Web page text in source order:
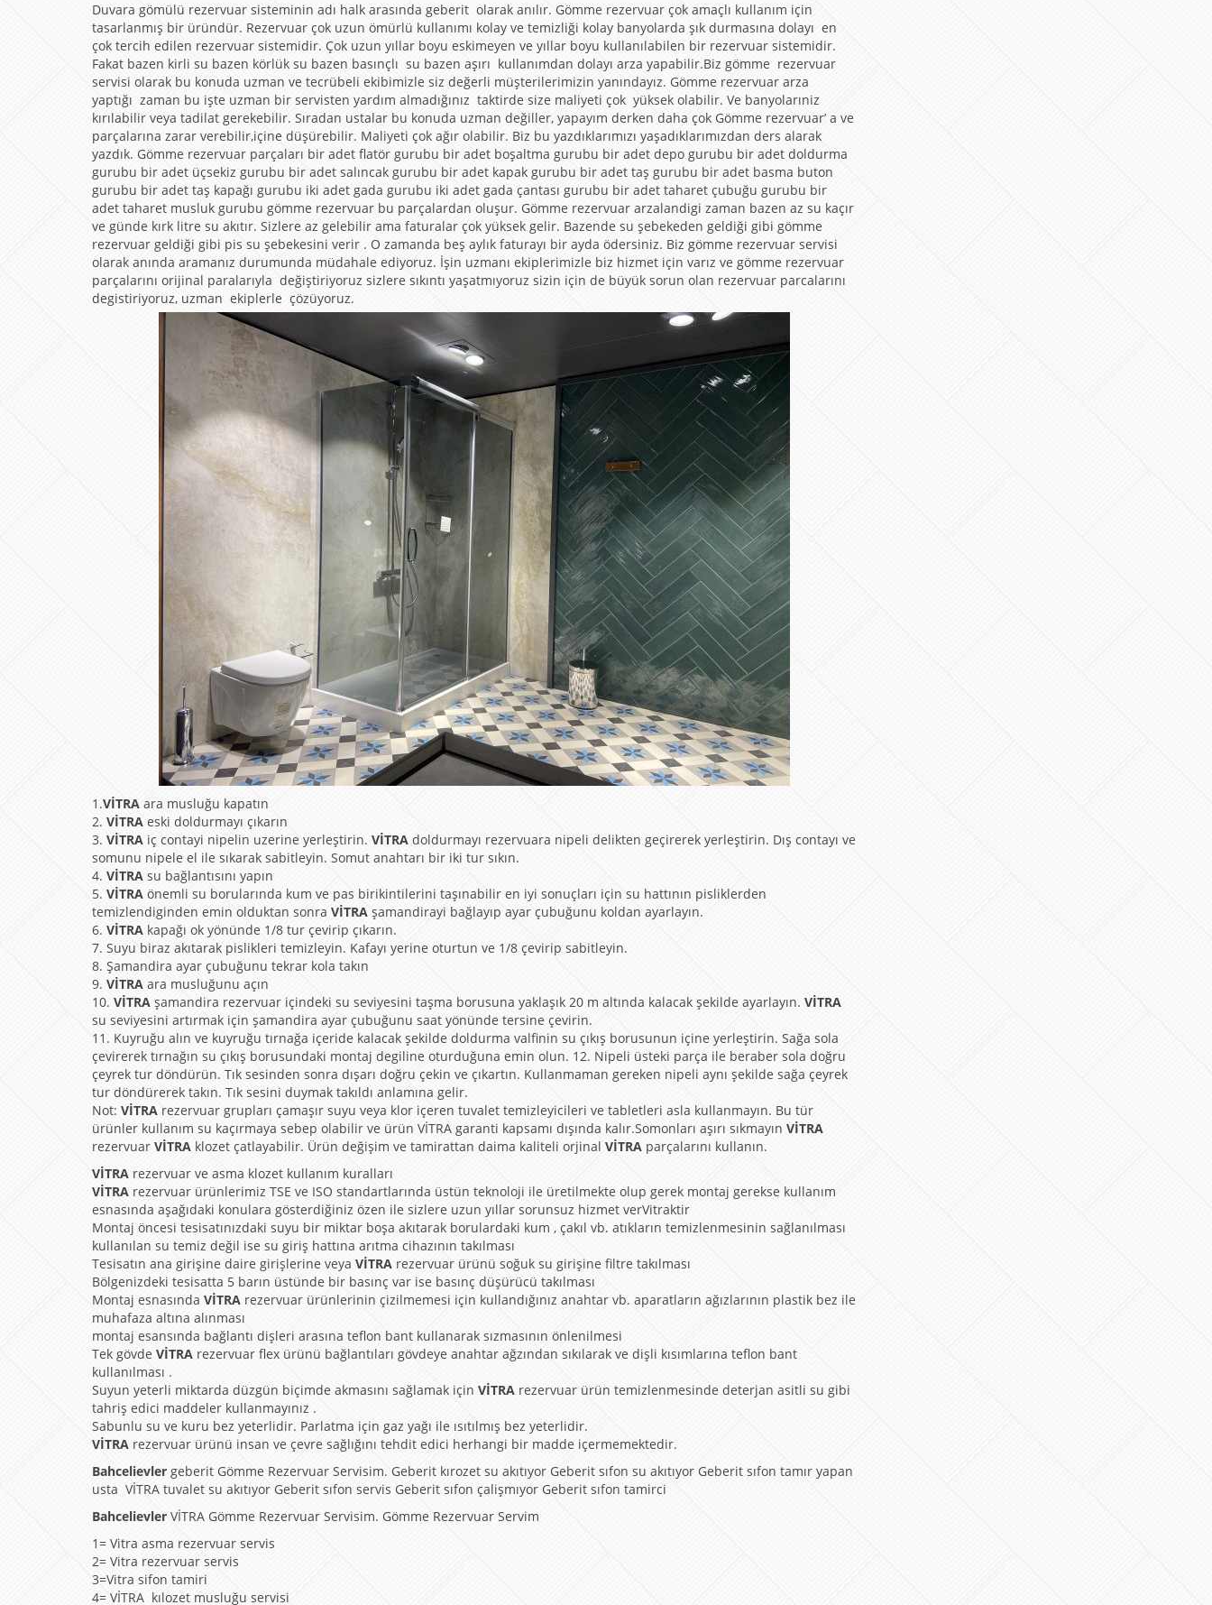
Duvara gömülü rezervuar sisteminin adı halk arasında geberit olarak anılır. Gömme rezervuar çok amaçlı kullanım için
tasarlanmış bir üründür. Rezervuar çok uzun ömürlü kullanımı kolay ve temizliği kolay banyolarda şık durmasına dolayı en
çok tercih edilen rezervuar sistemidir. Çok uzun yıllar boyu eskimeyen ve yıllar boyu kullanılabilen bir rezervuar sistemidir.
Fakat bazen kirli su bazen körlük su bazen basınçlı su bazen aşırı kullanımdan dolayı arza yapabilir.Biz gömme rezervuar
servisi olarak bu konuda uzman ve tecrübeli ekibimizle siz değerli müşterilerimizin yanındayız. Gömme rezervuar arza
yaptığı zaman bu işte uzman bir servisten yardım almadığınız taktirde size maliyeti çok yüksek olabilir. Ve banyolarıniz
kırılabilir veya tadilat gerekebilir. Sıradan ustalar bu konuda uzman değiller, yapayım derken daha çok Gömme rezervuar’ a ve
parçalarına zarar verebilir,içine düşürebilir. Maliyeti çok ağır olabilir. Biz bu yazdıklarımızı yaşadıklarımızdan ders alarak
yazdık. Gömme rezervuar parçaları bir adet flatör gurubu bir adet boşaltma gurubu bir adet depo gurubu bir adet doldurma
gurubu bir adet üçsekiz gurubu bir adet salıncak gurubu bir adet kapak gurubu bir adet taş gurubu bir adet basma buton
gurubu bir adet taş kapağı gurubu iki adet gada gurubu iki adet gada çantası gurubu bir adet taharet çubuğu gurubu bir
adet taharet musluk gurubu gömme rezervuar bu parçalardan oluşur. Gömme rezervuar arzalandigi zaman bazen az su kaçır
ve günde kırk litre su akıtır. Sizlere az gelebilir ama faturalar çok yüksek gelir. Bazende su şebekeden geldiği gibi gömme
rezervuar geldiği gibi pis su şebekesini verir . O zamanda beş aylık faturayı bir ayda ödersiniz. Biz gömme rezervuar servisi
olarak anında aramanız durumunda müdahale ediyoruz. İşin uzmanı ekiplerimizle biz hizmet için varız ve gömme rezervuar
parçalarını orijinal paralarıyla değiştiriyoruz sizlere sıkıntı yaşatmıyoruz sizin için de büyük sorun olan rezervuar parcalarını
degistiriyoruz, uzman ekiplerle çözüyoruz.
1.VİTRA ara musluğu kapatın
2. VİTRA eski doldurmayı çıkarın
3. VİTRA iç contayi nipelin uzerine yerleştirin. VİTRA doldurmayı rezervuara nipeli delikten geçirerek yerleştirin. Dış contayı ve
somunu nipele el ile sıkarak sabitleyin. Somut anahtarı bir iki tur sıkın.
4. VİTRA su bağlantısını yapın
5. VİTRA önemli su borularında kum ve pas birikintilerini taşınabilir en iyi sonuçları için su hattının pisliklerden
temizlendiginden emin olduktan sonra VİTRA şamandirayi bağlayıp ayar çubuğunu koldan ayarlayın.
6. VİTRA kapağı ok yönünde 1/8 tur çevirip çıkarın.
7. Suyu biraz akıtarak pislikleri temizleyin. Kafayı yerine oturtun ve 1/8 çevirip sabitleyin.
8. Şamandira ayar çubuğunu tekrar kola takın
9. VİTRA ara musluğunu açın
10. VİTRA şamandira rezervuar içindeki su seviyesini taşma borusuna yaklaşık 20 m altında kalacak şekilde ayarlayın. VİTRA
su seviyesini artırmak için şamandira ayar çubuğunu saat yönünde tersine çevirin.
11. Kuyruğu alın ve kuyruğu tırnağa içeride kalacak şekilde doldurma valfinin su çıkış borusunun içine yerleştirin. Sağa sola
çevirerek tırnağın su çıkış borusundaki montaj degiline oturduğuna emin olun. 12. Nipeli üsteki parça ile beraber sola doğru
çeyrek tur döndürün. Tık sesinden sonra dışarı doğru çekin ve çıkartın. Kullanmaman gereken nipeli aynı şekilde sağa çeyrek
tur döndürerek takın. Tık sesini duymak takıldı anlamına gelir.
Not: VİTRA rezervuar grupları çamaşır suyu veya klor içeren tuvalet temizleyicileri ve tabletleri asla kullanmayın. Bu tür
ürünler kullanım su kaçırmaya sebep olabilir ve ürün VİTRA garanti kapsamı dışında kalır.Somonları aşırı sıkmayın VİTRA
rezervuar VİTRA klozet çatlayabilir. Ürün değişim ve tamirattan daima kaliteli orjinal VİTRA parçalarını kullanın.
VİTRA rezervuar ve asma klozet kullanım kuralları
VİTRA rezervuar ürünlerimiz TSE ve ISO standartlarında üstün teknoloji ile üretilmekte olup gerek montaj gerekse kullanım
esnasında aşağıdaki konulara gösterdiğiniz özen ile sizlere uzun yıllar sorunsuz hizmet verVitraktir
Montaj öncesi tesisatınızdaki suyu bir miktar boşa akıtarak borulardaki kum , çakıl vb. atıkların temizlenmesinin sağlanılması
kullanılan su temiz değil ise su giriş hattına arıtma cihazının takılması
Tesisatın ana girişine daire girişlerine veya VİTRA rezervuar ürünü soğuk su girişine filtre takılması
Bölgenizdeki tesisatta 5 barın üstünde bir basınç var ise basınç düşürücü takılması
Montaj esnasında VİTRA rezervuar ürünlerinin çizilmemesi için kullandığınız anahtar vb. aparatların ağızlarının plastik bez ile
muhafaza altına alınması
montaj esansında bağlantı dişleri arasına teflon bant kullanarak sızmasının önlenilmesi
Tek gövde VİTRA rezervuar flex ürünü bağlantıları gövdeye anahtar ağzından sıkılarak ve dişli kısımlarına teflon bant
kullanılması .
Suyun yeterli miktarda düzgün biçimde akmasını sağlamak için VİTRA rezervuar ürün temizlenmesinde deterjan asitli su gibi
tahriş edici maddeler kullanmayınız .
Sabunlu su ve kuru bez yeterlidir. Parlatma için gaz yağı ile ısıtılmış bez yeterlidir.
VİTRA rezervuar ürünü insan ve çevre sağlığını tehdit edici herhangi bir madde içermemektedir.
Bahcelievler geberit Gömme Rezervuar Servisim. Geberit kırozet su akıtıyor Geberit sıfon su akıtıyor Geberit sıfon tamır yapan
usta VİTRA tuvalet su akıtıyor Geberit sıfon servis Geberit sıfon çalişmıyor Geberit sıfon tamirci
Bahcelievler VİTRA Gömme Rezervuar Servisim. Gömme Rezervuar Servim
1= Vitra asma rezervuar servis
2= Vitra rezervuar servis
3=Vitra sifon tamiri
4= VİTRA kılozet musluğu servisi